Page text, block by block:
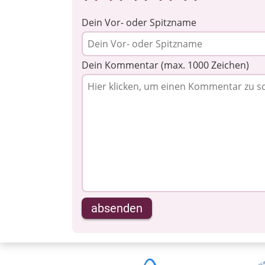
Dein Vor- oder Spitzname
Dein Kommentar (max. 1000 Zeichen)
absenden